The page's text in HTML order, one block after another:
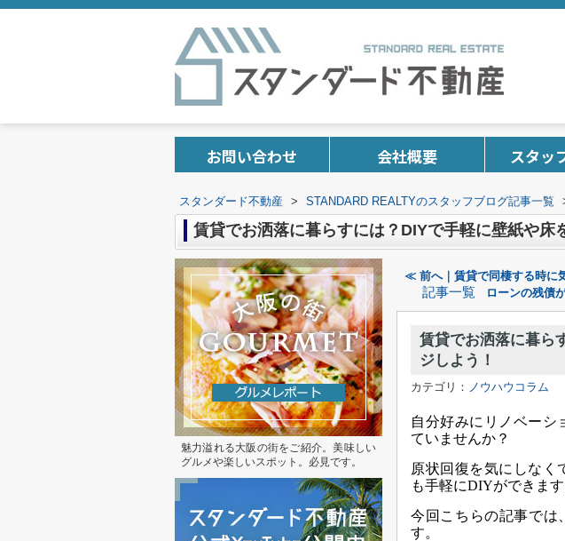
お問い合わせ 会社概要 スタッ
スタンダード不動産 > STANDARD REALTYのスタッフブログ記事一覧
賃貸でお洒落に暮らすには？DIYで手軽に壁紙や床
≪ 前へ｜賃貸で同棲する時に
記事一覧 ローンの残債
賃貸でお洒落に暮ら
ジしよう！
カテゴリ： ノウハウコラム
自分好みにリノベーシ
ていませんか？
原状回復を気にしなく
も手軽にDIYができます
今回こちらの記事では
す。
魅力溢れる大阪の街をご紹介。美味しい
グルメや楽しいスポット。必見です。